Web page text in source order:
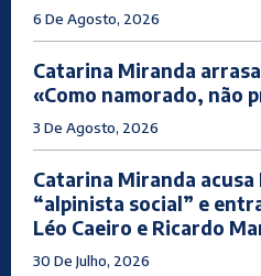
6 De Agosto, 2026
Catarina Miranda
«Como namorado, não
3 De Agosto, 2026
Catarina Miranda acusa
“alpinista social” e
Léo Caeiro e Ricardo
30 De Julho, 2026